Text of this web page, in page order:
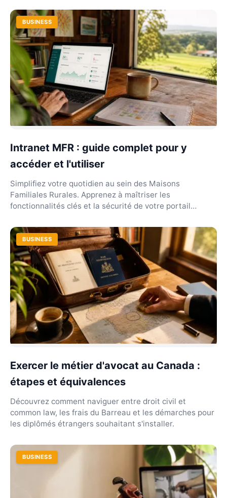
BUSINESS
Intranet MFR : guide complet pour y
accéder et l'utiliser
Simplifiez votre quotidien au sein des Maisons
Familiales Rurales. Apprenez à maîtriser les
fonctionnalités clés et la sécurité de votre portail
BUSINESS
Exercer le métier d'avocat au Canada :
étapes et équivalences
Découvrez comment naviguer entre droit civil et
common law, les frais du Barreau et les démarches pour
les diplômés étrangers souhaitant s'installer.
BUSINESS